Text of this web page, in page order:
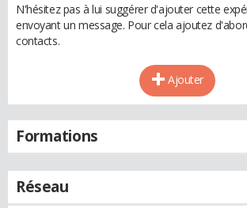
N'hésitez pas à lui suggérer d'ajouter cette
envoyant un message. Pour cela ajoutez
contacts.
Ajouter
Formations
Réseau